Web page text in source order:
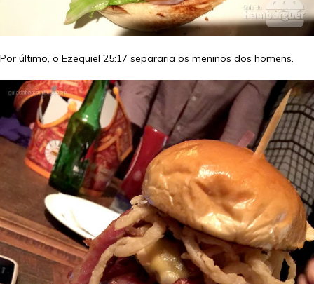
Por último, o Ezequiel 25:17 separaria os meninos dos homens.